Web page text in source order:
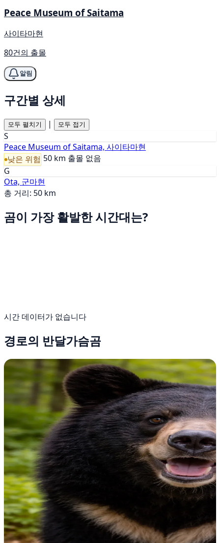
Peace Museum of Saitama
사이타마현
80건의 출몰
알림
구간별 상세
모두 펼치기 | 모두 접기
S
Peace Museum of Saitama, 사이타마현
낮은 위험 50 km 출몰 없음
G
Ota, 군마현
총 거리: 50 km
곰이 가장 활발한 시간대는?
시간 데이터가 없습니다
경로의 반달가슴곰